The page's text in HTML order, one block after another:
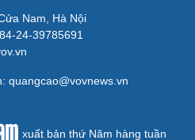
Nam, Hà Nội
24-39785691
quangcao@vovnews.vn
xuất bản thứ Năm hàng tuần